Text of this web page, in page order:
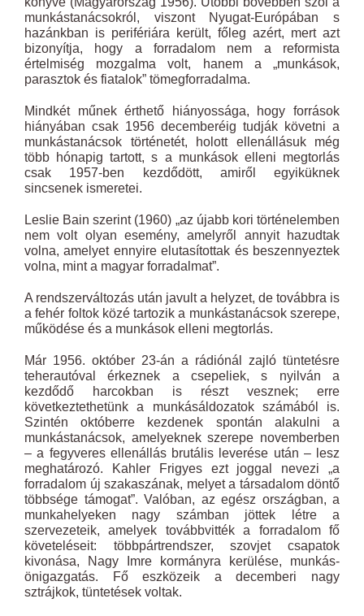
munkástanácsokról, viszont Nyugat-Európában s
hazánkban is perifériára került, főleg azért, mert azt
bizonyítja, hogy a forradalom nem a reformista
értelmiség mozgalma volt, hanem a „munkások,
parasztok és fiatalok” tömegforradalma.
Mindkét műnek érthető hiányossága, hogy források
hiányában csak 1956 decemberéig tudják követni a
munkástanácsok történetét, holott ellenállásuk még
több hónapig tartott, s a munkások elleni megtorlás
csak 1957-ben kezdődött, amiről egyiküknek
sincsenek ismeretei.
Leslie Bain szerint (1960) „az újabb kori történelemben
nem volt olyan esemény, amelyről annyit hazudtak
volna, amelyet ennyire elutasítottak és beszennyeztek
volna, mint a magyar forradalmat”.
A rendszerváltozás után javult a helyzet, de továbbra is
a fehér foltok közé tartozik a munkástanácsok szerepe,
működése és a munkások elleni megtorlás.
Már 1956. október 23-án a rádiónál zajló tüntetésre
teherautóval érkeznek a csepeliek, s nyilván a
kezdődő harcokban is részt vesznek; erre
következtethetünk a munkásáldozatok számából is.
Szintén októberre kezdenek spontán alakulni a
munkástanácsok, amelyeknek szerepe novemberben
– a fegyveres ellenállás brutális leverése után – lesz
meghatározó. Kahler Frigyes ezt joggal nevezi „a
forradalom új szakaszának, melyet a társadalom döntő
többsége támogat”. Valóban, az egész országban, a
munkahelyeken nagy számban jöttek létre a
szervezeteik, amelyek továbbvitték a forradalom fő
követeléseit: többpártrendszer, szovjet csapatok
kivonása, Nagy Imre kormányra kerülése, munkás-
önigazgatás. Fő eszközeik a decemberi nagy
sztrájkok, tüntetések voltak.